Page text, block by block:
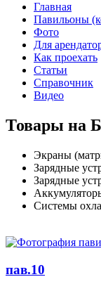
Главная
Павильоны
Фото
Для
Как проехать
Статьи
Справочник
Видео
Товары на
Экраны
Зарядные
Зарядные
Системы
пав.10